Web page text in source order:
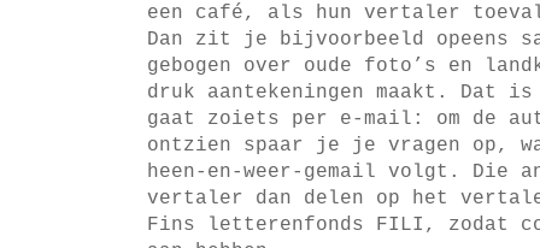
een café, als hun vertaler
Dan zit je bijvoorbeeld opeens
gebogen over oude foto’s en
druk aantekeningen maakt. Dat
gaat zoiets per e-mail: om de
ontzien spaar je je vragen op,
heen-en-weer-gemail volgt. Die
vertaler dan delen op het
Fins letterenfonds FILI, zodat